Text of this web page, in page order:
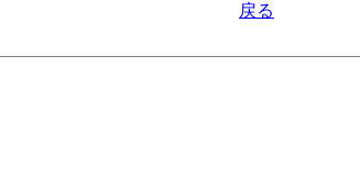
戻る